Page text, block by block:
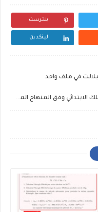
بنترست
لينكدين
دلائل اللغة الفرنسية لمستويات السلك الابتدائي وفق المنهاج المنقح